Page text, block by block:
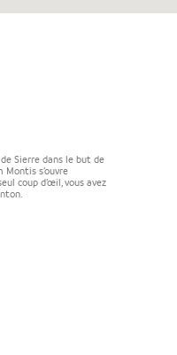
Sierre dans le but de
Montis s’ouvre
coup d’œil, vous avez